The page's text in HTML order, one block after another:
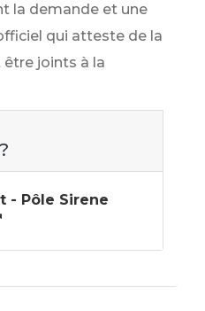
la demande et une
qui atteste de la
joints à la
- Pôle Sirene